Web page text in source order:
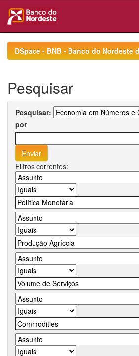
navigationDSpace - BNB - Banco do Nordeste
Pesquisar
Pesquisar:
por
Filtros correntes: